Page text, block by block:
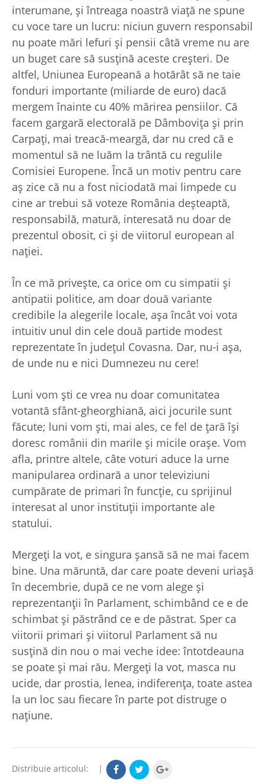
interumane, şi întreaga noastră viaţă ne spune
cu voce tare un lucru: niciun guvern responsabil
nu poate mări lefuri şi pensii câtă vreme nu are
un buget care să susţină aceste creşteri. De
altfel, Uniunea Europeană a hotărât să ne taie
fonduri importante (miliarde de euro) dacă
mergem înainte cu 40% mărirea pensiilor. Că
facem gargară electorală pe Dâmboviţa şi prin
Carpaţi, mai treacă-meargă, dar nu cred că e
momentul să ne luăm la trântă cu regulile
Comisiei Europene. Încă un motiv pentru care
aş zice că nu a fost niciodată mai limpede cu
cine ar trebui să voteze România deşteaptă,
responsabilă, matură, interesată nu doar de
prezentul obosit, ci şi de viitorul european al
naţiei.
În ce mă priveşte, ca orice om cu simpatii şi
antipatii politice, am doar două variante
credibile la alegerile locale, aşa încât voi vota
intuitiv unul din cele două partide modest
reprezentate în judeţul Covasna. Dar, nu-i aşa,
de unde nu e nici Dumnezeu nu cere!
Luni vom şti ce vrea nu doar comunitatea
votantă sfânt-gheorghiană, aici jocurile sunt
făcute; luni vom şti, mai ales, ce fel de ţară îşi
doresc românii din marile şi micile oraşe. Vom
afla, printre altele, câte voturi aduce la urne
manipularea ordinară a unor televiziuni
cumpărate de primari în funcţie, cu sprijinul
interesat al unor instituţii importante ale
statului.
Mergeţi la vot, e singura şansă să ne mai facem
bine. Una măruntă, dar care poate deveni uriaşă
în decembrie, după ce ne vom alege şi
reprezentanţii în Parlament, schimbând ce e de
schimbat şi păstrând ce e de păstrat. Sper ca
viitorii primari şi viitorul Parlament să nu
susţină din nou o mai veche idee: întotdeauna
se poate şi mai rău. Mergeţi la vot, masca nu
ucide, dar prostia, lenea, indiferenţa, toate astea
la un loc sau fiecare în parte pot distruge o
naţiune.
Distribuie articolul: |